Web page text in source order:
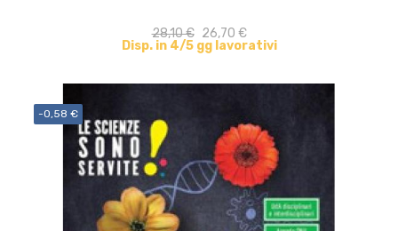
28,10 € 26,70 €
Disp. in 4/5 gg lavorativi
-0,58 €